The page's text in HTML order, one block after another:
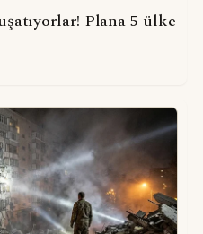
Plana 5 ülke